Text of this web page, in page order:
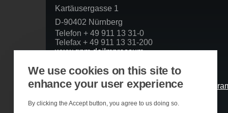
Kartäusergasse 1
D-90402 Nürnberg
Telefon + 49 911 13 31-0
Telefax + 49 911 13 31-200
www.gnm.de|Impressum
Folgen Sie uns
Basierend auf der Infrastruktur
We use cookies on this site to
enhance your user experience
By clicking the Accept button, you agree to us doing so.